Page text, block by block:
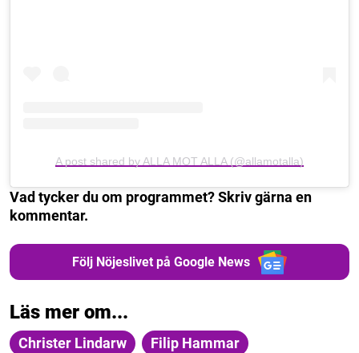
A post shared by ALLA MOT ALLA (@allamotalla)
Vad tycker du om programmet? Skriv gärna en
kommentar.
Följ Nöjeslivet på Google News
Läs mer om...
Christer Lindarw
Filip Hammar